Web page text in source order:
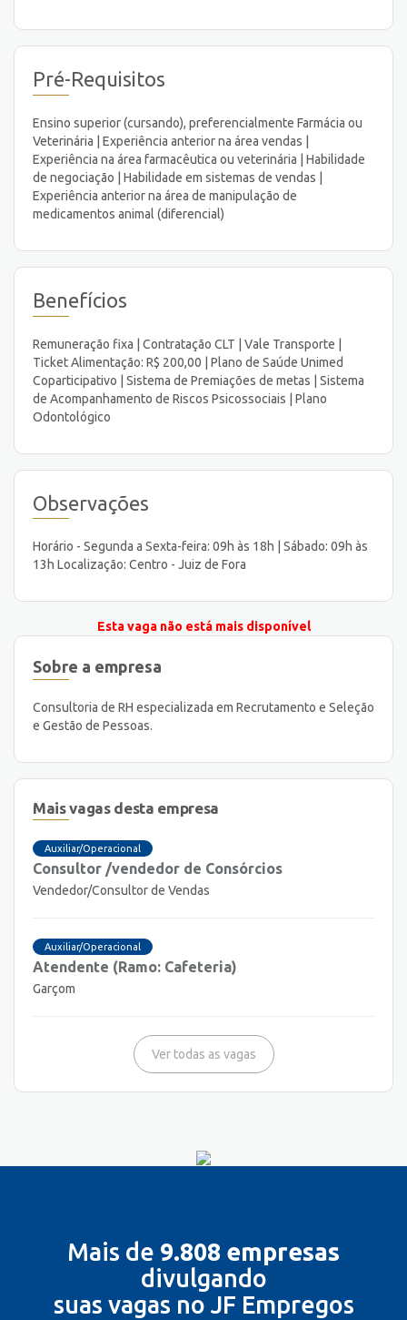
Pré-Requisitos
Ensino superior (cursando), preferencialmente Farmácia ou
Veterinária | Experiência anterior na área vendas |
Experiência na área farmacêutica ou veterinária | Habilidade
de negociação | Habilidade em sistemas de vendas |
Experiência anterior na área de manipulação de
medicamentos animal (diferencial)
Benefícios
Remuneração fixa | Contratação CLT | Vale Transporte |
Ticket Alimentação: R$ 200,00 | Plano de Saúde Unimed
Coparticipativo | Sistema de Premiações de metas | Sistema
de Acompanhamento de Riscos Psicossociais | Plano
Odontológico
Observações
Horário - Segunda a Sexta-feira: 09h às 18h | Sábado: 09h às
13h Localização: Centro - Juiz de Fora
Esta vaga não está mais disponível
Sobre a empresa
Consultoria de RH especializada em Recrutamento e Seleção
e Gestão de Pessoas.
Mais vagas desta empresa
Auxiliar/Operacional
Consultor /vendedor de Consórcios
Vendedor/Consultor de Vendas
Auxiliar/Operacional
Atendente (Ramo: Cafeteria)
Garçom
Ver todas as vagas
Mais de 9.808 empresas
divulgando
suas vagas no JF Empregos